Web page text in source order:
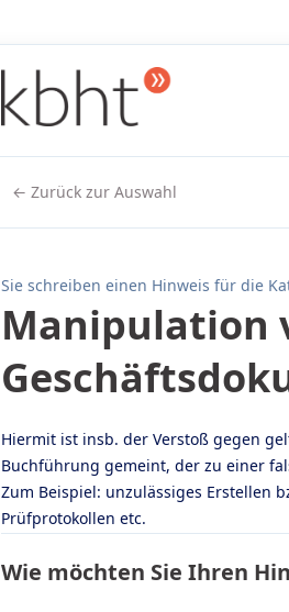
← Zurück zur Auswahl
Sie schreiben einen Hinweis für die
Manipulation
Hiermit ist insb. der Verstoß gegen
Buchführung gemeint, der zu einer
Zum Beispiel: unzulässiges Erstellen
Prüfprotokollen etc.
Wie möchten Sie Ihren